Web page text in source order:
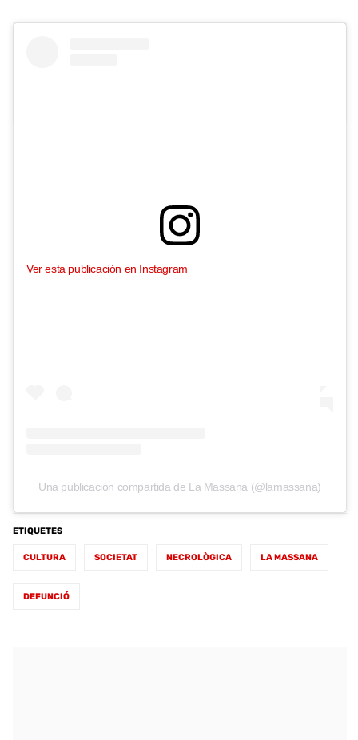
Ver esta publicación en Instagram
Una publicación compartida de La Massana (@lamassana)
ETIQUETES
CULTURA SOCIETAT NECROLÒGICA LA MASSANA
DEFUNCIÓ